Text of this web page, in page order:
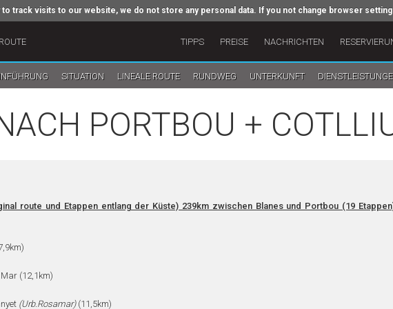
track visits to our website, we do not store any personal data. If you not change browser
ROUTE
SITUATION LINEALE ROUTE RUNDWEG UNTERKUNFT
TIPPS PREISE NACHRICHTEN
PORTBOU +
route und Etappen entlang der Küste) 239km zwischen Blanes und Portbou (19
(12,1km)
(Urb.Rosamar)(11,5km)